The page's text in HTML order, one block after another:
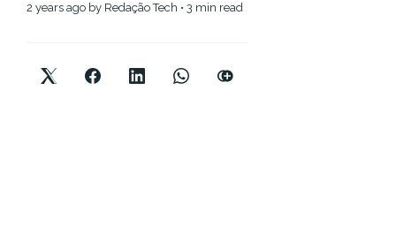
2 years ago by Redação Tech • 3 min read